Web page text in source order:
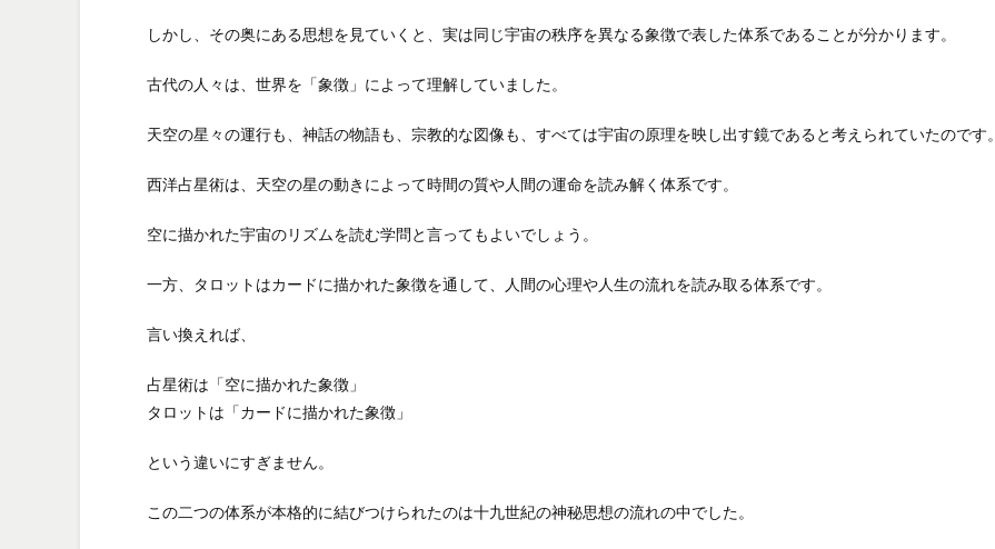
しかし、その奥にある思想を見ていくと、実は同じ宇宙の秩序を異なる象徴で表した体系であることが分かります。
古代の人々は、世界を「象徴」によって理解していました。
天空の星々の運行も、神話の物語も、宗教的な図像も、すべては宇宙の原理を映し出す鏡であると考えられていたのです。
西洋占星術は、天空の星の動きによって時間の質や人間の運命を読み解く体系です。
空に描かれた宇宙のリズムを読む学問と言ってもよいでしょう。
一方、タロットはカードに描かれた象徴を通して、人間の心理や人生の流れを読み取る体系です。
言い換えれば、
占星術は「空に描かれた象徴」
タロットは「カードに描かれた象徴」
という違いにすぎません。
この二つの体系が本格的に結びつけられたのは十九世紀の神秘思想の流れの中でした。